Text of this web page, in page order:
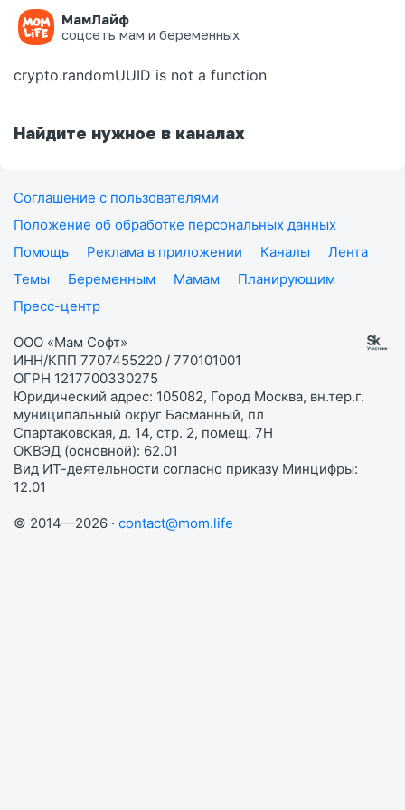
МамЛайф
соцсеть мам и беременных
Ошибка на странице
crypto.randomUUID is not a function
Найдите нужное в каналах
Соглашение с пользователями
Положение об обработке персональных данных
Помощь
Реклама в приложении Каналы
Лента
Темы
Беременным Мамам
Планирующим
Пресс-центр
ООО «Мам Софт»
ИНН/КПП 7707455220 / 770101001
ОГРН 1217700330275
Юридический адрес: 105082, Город Москва, вн.тер.г.
муниципальный округ Басманный, пл
Спартаковская, д. 14, стр. 2, помещ. 7Н
ОКВЭД (основной): 62.01
Вид ИТ-деятельности согласно приказу Минцифры:
12.01
© 2014—2026 · contact@mom.life